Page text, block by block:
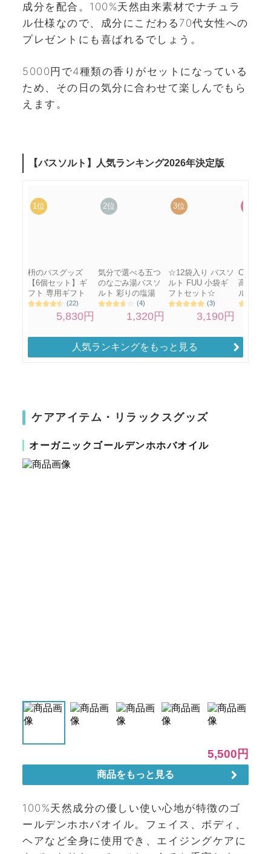
成分を配合。100%天然由来素材でナチュラ
ル仕様なので、成分にこだわる70代女性への
プレゼントにも喜ばれるでしょう。
5000円で4種類の香りがセットになっている
ため、その日の気分に合わせて楽しんでもら
えます。
人気ランキングをもっと見る
ケアアイテム・リラックスグッズ
オーガニックゴールデンホホバオイル
100%天然成分の優しい使い心地が特徴のゴ
ールデンホホバオイル。フェイス、ボディ、
ヘアなど全身に使用でき、エイジングケアに